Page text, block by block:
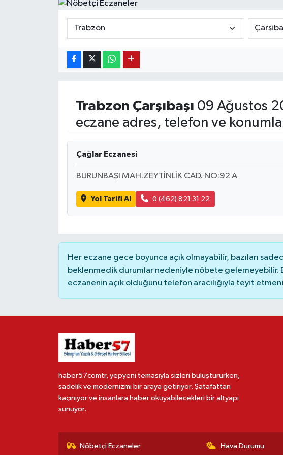
Trabzon Çarşıbaşı 09 Ağustos
eczane adres, telefon ve
Çağlar Eczanesi
BURUNBAŞI MAH.ZEYTİNLİK CAD. NO:92 A
Yol Tarifi Al 0 (462) 821 31 22
Her eczane gece boyunca açık olmayabilir, bazıları
beklenmedik durumlar nedeniyle nöbete gelemeyebilir.
eczanenin açık olduğunu telefon aracılığıyla teyit
haber57comtr, yepyeni temasıyla sizleri buluştururken,
sadelik ve modernizmi bir araya getiriyor. Şatafattan
kaçınıyor ve insanlara haber okuyabilecekleri bir altyapı
sunuyor.
Nöbetçi Eczaneler Hava Durumu